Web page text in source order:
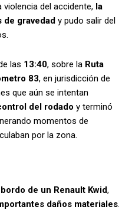
violencia del accidente, la
gravedad y pudo salir del
las 13:40, sobre la Ruta
83, en jurisdicción de
que aún se intentan
del rodado y terminó
momentos de
por la zona.
de un Renault Kwid,
daños materiales.